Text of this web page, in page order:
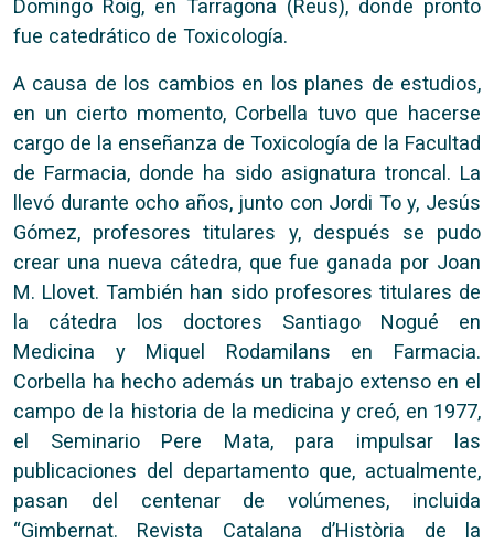
Domingo Roig, en Tarragona (Reus), donde pronto
fue catedrático de Toxicología.
A causa de los cambios en los planes de estudios,
en un cierto momento, Corbella tuvo que hacerse
cargo de la enseñanza de Toxicología de la Facultad
de Farmacia, donde ha sido asignatura troncal. La
llevó durante ocho años, junto con Jordi To y, Jesús
Gómez, profesores titulares y, después se pudo
crear una nueva cátedra, que fue ganada por Joan
M. Llovet. También han sido profesores titulares de
la cátedra los doctores Santiago Nogué en
Medicina y Miquel Rodamilans en Farmacia.
Corbella ha hecho además un trabajo extenso en el
campo de la historia de la medicina y creó, en 1977,
el Seminario Pere Mata, para impulsar las
publicaciones del departamento que, actualmente,
pasan del centenar de volúmenes, incluida
“Gimbernat. Revista Catalana d’Història de la